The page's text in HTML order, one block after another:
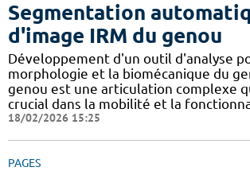
Segmentation
d'image IRM du genou
Développement d'un outil d'analyse
morphologie et la biomécanique du
genou est une articulation complexe
crucial dans la mobilité et la
18/02/2026 15:25
PAGES